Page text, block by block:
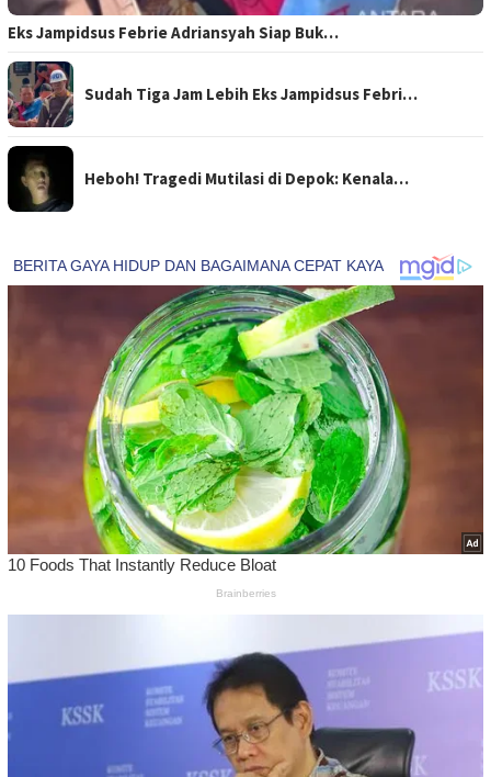
Eks Jampidsus Febrie Adriansyah Siap Buk…
Sudah Tiga Jam Lebih Eks Jampidsus Febri…
Heboh! Tragedi Mutilasi di Depok: Kenala…